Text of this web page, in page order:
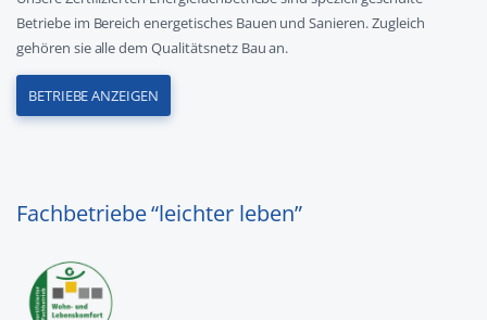
Betriebe im Bereich energetisches Bauen und Sanieren. Zugleich
gehören sie alle dem Qualitätsnetz Bau an.
BETRIEBE ANZEIGEN
Fachbetriebe “leichter leben”